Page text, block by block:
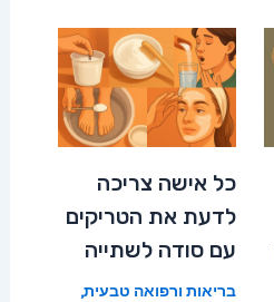
כל אישה צריכה
לדעת את הטריקים
עם סודה לשתייה
בריאות ורפואה טבעית,